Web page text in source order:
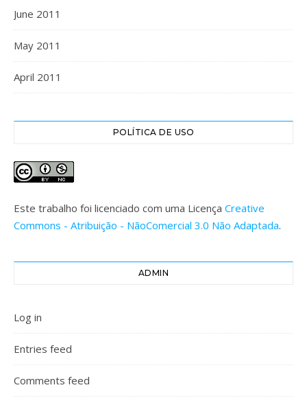
June 2011
May 2011
April 2011
POLÍTICA DE USO
Este trabalho foi licenciado com uma Licença Creative
Commons - Atribuição - NãoComercial 3.0 Não Adaptada.
ADMIN
Log in
Entries feed
Comments feed